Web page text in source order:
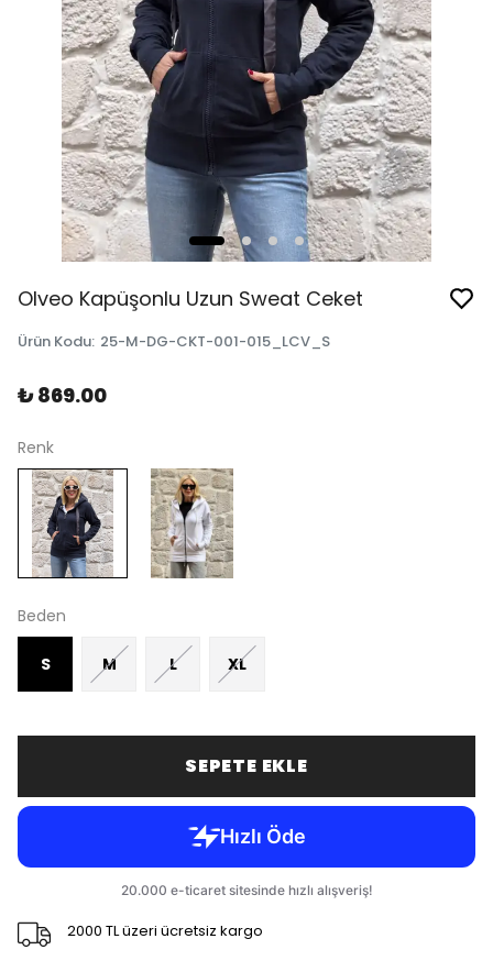
Olveo Kapüşonlu Uzun Sweat Ceket
Ürün Kodu: 25-M-DG-CKT-001-015_LCV_S
₺ 869.00
Renk
Beden
S M L XL
SEPETE EKLE
2000 TL üzeri ücretsiz kargo